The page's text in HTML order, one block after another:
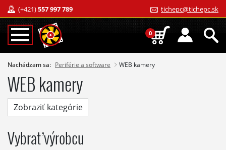
(+421)557 997 789 tichepc@tichepc.sk
0
Nachádzam sa: Periférie a software WEB kamery
WEB kamery
Zobraziť kategórie
Vybrať výrobcu